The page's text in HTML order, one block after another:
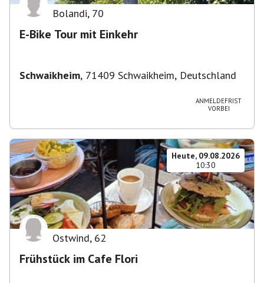
Bolandi, 70
E-Bike Tour mit Einkehr
Schwaikheim, 71409 Schwaikheim, Deutschland
ANMELDEFRIST
VORBEI
Heute, 09.08.2026
10:30
Ostwind, 62
Frühstück im Cafe Flori